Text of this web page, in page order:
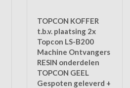
TOPCON KOFFER
t.b.v. plaatsing 2x
Topcon LS-B200
Machine Ontvangers
RESIN onderdelen
TOPCON GEEL
Gespoten geleverd +